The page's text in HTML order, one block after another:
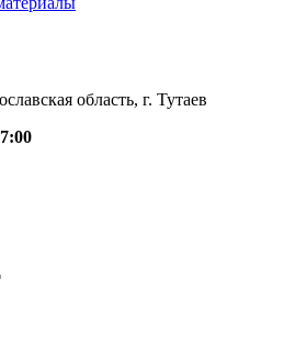
область, г. Тутаев